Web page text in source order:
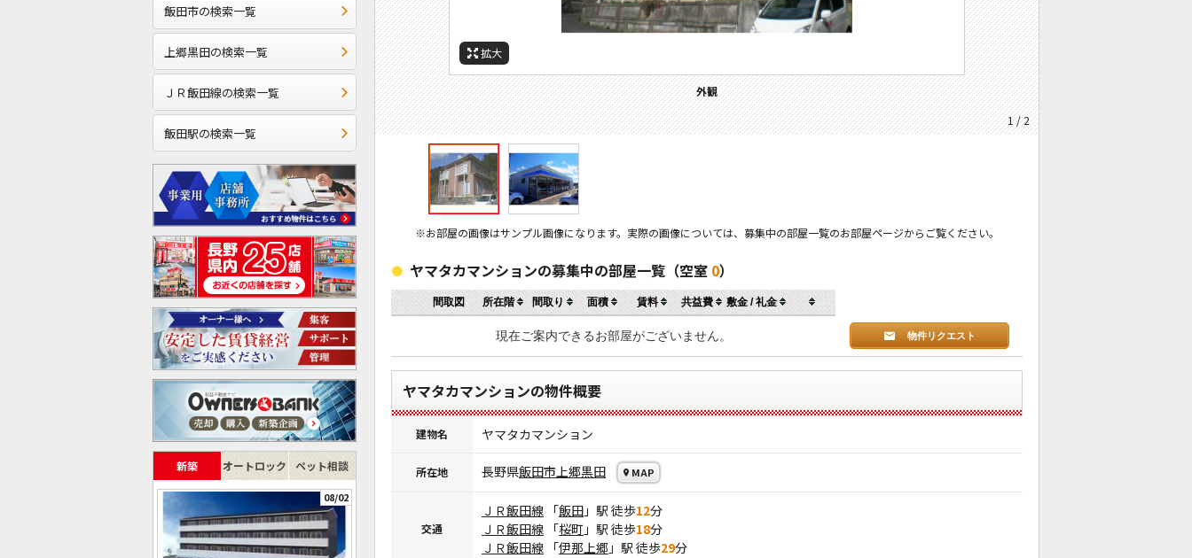
飯田市の検索一覧
上郷黒田の検索一覧
ＪＲ飯田線の検索一覧
飯田駅の検索一覧
新築 オートロック ペット相談
08/02
拡大
外観
1 / 2
拡大
ローソン高羽町
※お部屋の画像はサンプル画像になります。実際の画像については、募集中の部屋一覧のお部屋ページからご覧ください。
ヤマタカマンションの募集中の部屋一覧（空室 0）
間取図 所在階 間取り 面積 賃料 共益費 敷金 / 礼金
現在ご案内できるお部屋がございません。 物件リクエスト
ヤマタカマンションの物件概要
建物名 ヤマタカマンション
所在地 長野県飯田市上郷黒田 MAP
交通
ＪＲ飯田線 「飯田 」駅 徒歩12分
ＪＲ飯田線 「桜町 」駅 徒歩18分
ＪＲ飯田線 「伊那上郷 」駅 徒歩29分